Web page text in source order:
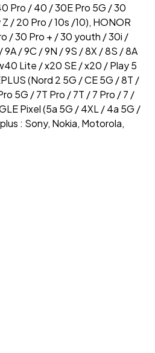
Pro / 40 / 30E Pro 5G / 30
/ 20 Pro / 10s /10), HONOR
/ 30 Pro + / 30 youth / 30i /
/ 9C / 9N / 9S / 8X / 8S / 8A
Lite / x20 SE / x20 / Play 5
(Nord 2 5G / CE 5G / 8T /
5G / 7T Pro / 7T / 7 Pro / 7 /
Pixel (5a 5G / 4XL / 4a 5G /
: Sony, Nokia, Motorola,